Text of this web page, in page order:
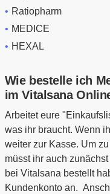
Ratiopharm
MEDICE
HEXAL
Wie bestelle ich
im Vitalsana
Arbeitet eure
was ihr braucht. Wenn
weiter zur Kasse. Um
müsst ihr auch
bei Vitalsana bestellt
Kundenkonto an.